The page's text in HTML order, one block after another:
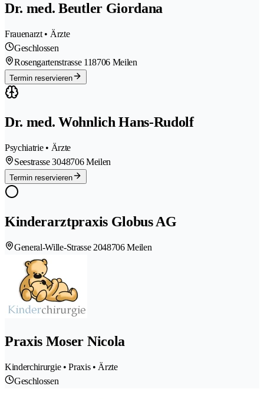
Dr. med. Beutler Giordana
Frauenarzt • Ärzte
Geschlossen
Rosengartenstrasse 118706 Meilen
Termin reservieren
Dr. med. Wohnlich Hans-Rudolf
Psychiatrie • Ärzte
Seestrasse 3048706 Meilen
Termin reservieren
Kinderarztpraxis Globus AG
General-Wille-Strasse 2048706 Meilen
Praxis Moser Nicola
Kinderchirurgie • Praxis • Ärzte
Geschlossen